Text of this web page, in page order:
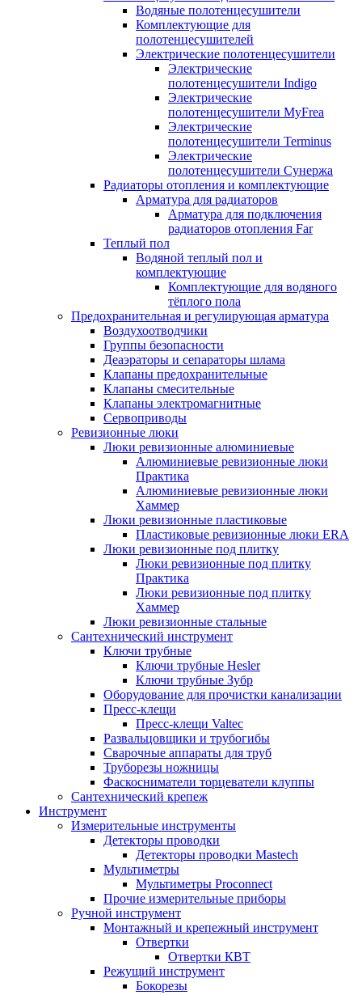
Водяные полотенцесушители
Комплектующие для
полотенцесушителей
Электрические полотенцесушители
Электрические
полотенцесушители Indigo
Электрические
полотенцесушители MyFrea
Электрические
полотенцесушители Terminus
Электрические
полотенцесушители Сунержа
Радиаторы отопления и комплектующие
Арматура для радиаторов
Арматура для подключения
радиаторов отопления Far
Теплый пол
Водяной теплый пол и
комплектующие
Комплектующие для водяного
тёплого пола
Предохранительная и регулирующая арматура
Воздухоотводчики
Группы безопасности
Деаэраторы и сепараторы шлама
Клапаны предохранительные
Клапаны смесительные
Клапаны электромагнитные
Сервоприводы
Ревизионные люки
Люки ревизионные алюминиевые
Алюминиевые ревизионные люки
Практика
Алюминиевые ревизионные люки
Хаммер
Люки ревизионные пластиковые
Пластиковые ревизионные люки ERA
Люки ревизионные под плитку
Люки ревизионные под плитку
Практика
Люки ревизионные под плитку
Хаммер
Люки ревизионные стальные
Сантехнический инструмент
Ключи трубные
Ключи трубные Hesler
Ключи трубные Зубр
Оборудование для прочистки канализации
Пресс-клещи
Пресс-клещи Valtec
Развальцовщики и трубогибы
Сварочные аппараты для труб
Труборезы ножницы
Фаскосниматели торцеватели клуппы
Сантехнический крепеж
Инструмент
Измерительные инструменты
Детекторы проводки
Детекторы проводки Mastech
Мультиметры
Мультиметры Proconnect
Прочие измерительные приборы
Ручной инструмент
Монтажный и крепежный инструмент
Отвертки
Отвертки КВТ
Режущий инструмент
Бокорезы